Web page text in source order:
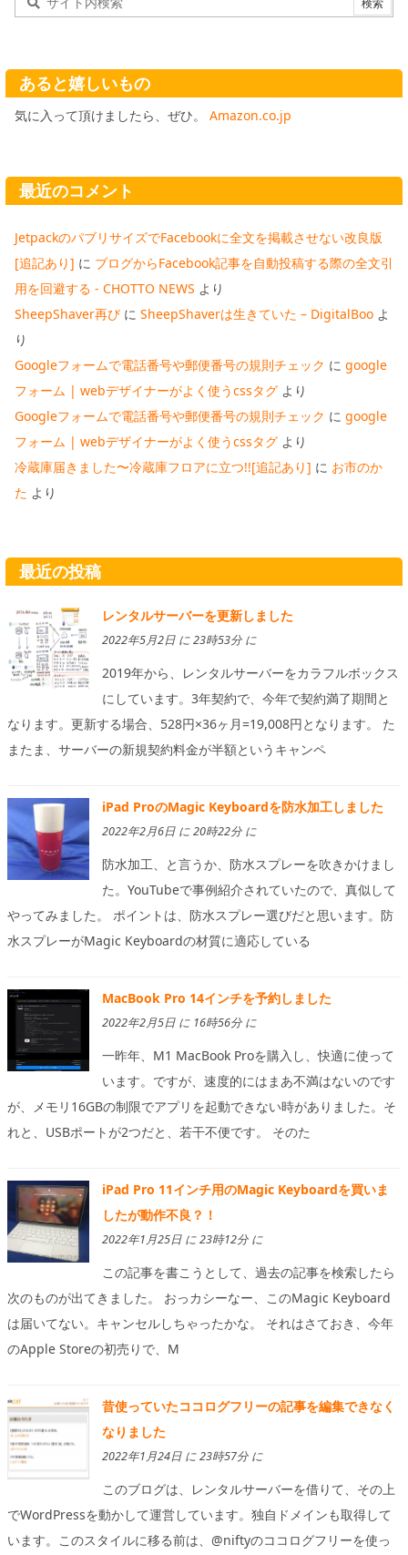
あると嬉しいもの
気に入って頂けましたら、ぜひ。 Amazon.co.jp
最近のコメント
JetpackのパブリサイズでFacebookに全文を掲載させない改良版
[追記あり] に ブログからFacebook記事を自動投稿する際の全文引
用を回避する - CHOTTO NEWS より
SheepShaver再び に SheepShaverは生きていた – DigitalBoo よ
り
Googleフォームで電話番号や郵便番号の規則チェック に google
フォーム | webデザイナーがよく使うcssタグ より
Googleフォームで電話番号や郵便番号の規則チェック に google
フォーム | webデザイナーがよく使うcssタグ より
冷蔵庫届きました〜冷蔵庫フロアに立つ!![追記あり] に お市のか
た より
最近の投稿
レンタルサーバーを更新しました
2022年5月2日 に 23時53分 に
2019年から、レンタルサーバーをカラフルボックス
にしています。3年契約で、今年で契約満了期間と
なります。更新する場合、528円×36ヶ月=19,008円となります。 た
またま、サーバーの新規契約料金が半額というキャンペ
iPad ProのMagic Keyboardを防水加工しました
2022年2月6日 に 20時22分 に
防水加工、と言うか、防水スプレーを吹きかけまし
た。YouTubeで事例紹介されていたので、真似して
やってみました。 ポイントは、防水スプレー選びだと思います。防
水スプレーがMagic Keyboardの材質に適応している
MacBook Pro 14インチを予約しました
2022年2月5日 に 16時56分 に
一昨年、M1 MacBook Proを購入し、快適に使って
います。ですが、速度的にはまあ不満はないのです
が、メモリ16GBの制限でアプリを起動できない時がありました。そ
れと、USBポートが2つだと、若干不便です。 そのた
iPad Pro 11インチ用のMagic Keyboardを買いま
したが動作不良？！
2022年1月25日 に 23時12分 に
この記事を書こうとして、過去の記事を検索したら
次のものが出てきました。 おっカシーなー、このMagic Keyboard
は届いてない。キャンセルしちゃったかな。 それはさておき、今年
のApple Storeの初売りで、M
昔使っていたココログフリーの記事を編集できなく
なりました
2022年1月24日 に 23時57分 に
このブログは、レンタルサーバーを借りて、その上
でWordPressを動かして運営しています。独自ドメインも取得して
います。このスタイルに移る前は、@niftyのココログフリーを使っ